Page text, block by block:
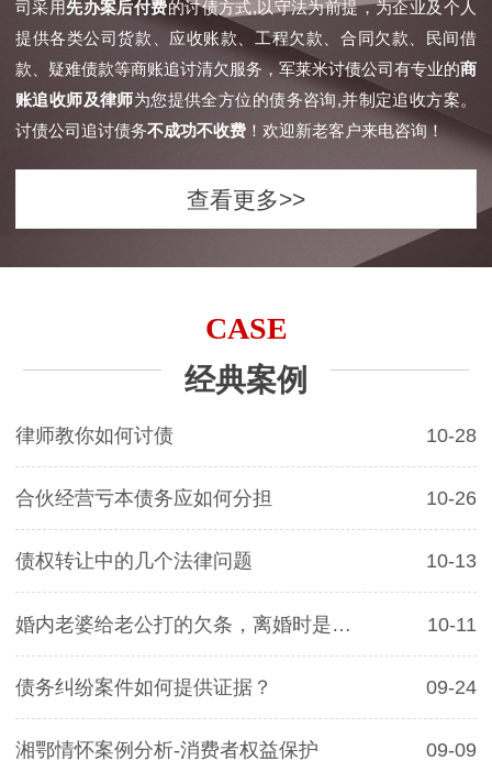
司采用先办案后付费的讨债方式,以守法为前提，为企业及个人
提供各类公司货款、应收账款、工程欠款、合同欠款、民间借
款、疑难债款等商账追讨清欠服务，军莱米讨债公司有专业的商
账追收师及律师为您提供全方位的债务咨询,并制定追收方案。
讨债公司追讨债务不成功不收费 ！欢迎新老客户来电咨询！
查看更多>>
CASE
经典案例
律师教你如何讨债 10-28
合伙经营亏本债务应如何分担 10-26
债权转让中的几个法律问题 10-13
婚内老婆给老公打的欠条，离婚时是否有效 10-11
债务纠纷案件如何提供证据？ 09-24
湘鄂情怀案例分析-消费者权益保护 09-09